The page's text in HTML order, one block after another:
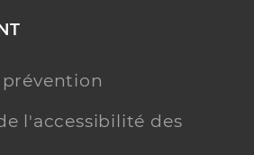
l'accessibilité des